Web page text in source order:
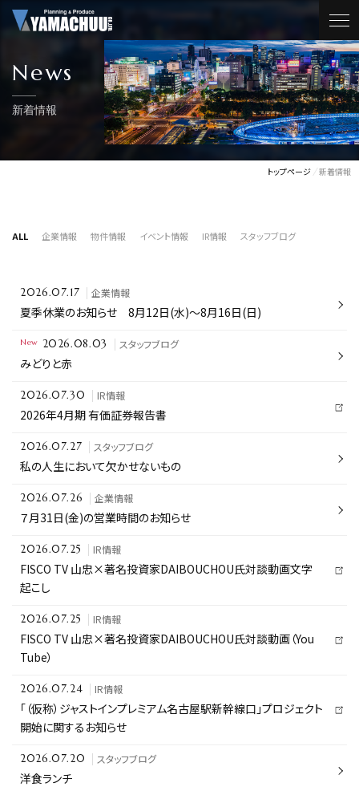
News
新着情報
トップページ 新着情報
ALL 企業情報 物件情報 イベント情報 IR情報 スタッフブログ
2026.07.17 企業情報
夏季休業のお知らせ 8月12日(水)～8月16日(日)
New 2026.08.03 スタッフブログ
みどりと赤
2026.07.30 IR情報
2026年4月期 有価証券報告書
2026.07.27 スタッフブログ
私の人生において欠かせないもの
2026.07.26 企業情報
７月31日(金)の営業時間のお知らせ
2026.07.25 IR情報
FISCO TV 山忠×著名投資家DAIBOUCHOU氏対談動画文字
起こし
2026.07.25 IR情報
FISCO TV 山忠×著名投資家DAIBOUCHOU氏対談動画（You
Tube）
2026.07.24 IR情報
「（仮称）ジャストインプレミアム名古屋駅新幹線口」プロジェクト
開始に関するお知らせ
2026.07.20 スタッフブログ
洋食ランチ